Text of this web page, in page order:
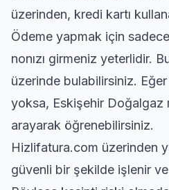
üzerinden, kredi kartı
Ödeme yapmak için
nonızı girmeniz yeterlidir.
üzerinde bulabilirsiniz.
yoksa, Eskişehir Doğalgaz
arayarak öğrenebilirsiniz.
Hizlifatura.com üzerinden
güvenli bir şekilde işlenir ve